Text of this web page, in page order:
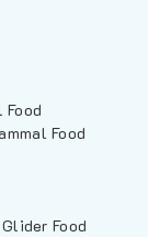
Food
Food